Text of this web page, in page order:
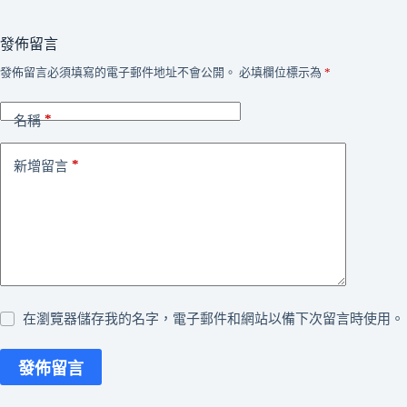
發佈留言
發佈留言必須填寫的電子郵件地址不會公開。 必填欄位標示為 *
名稱*
新增留言 *
在瀏覽器儲存我的名字，電子郵件和網站以備下次留言時使用。
發佈留言